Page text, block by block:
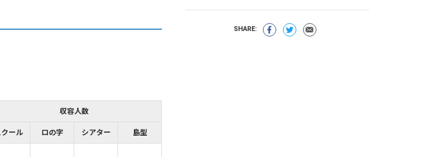
収容人数
クール ロの字 シアター 島型
SHARE: